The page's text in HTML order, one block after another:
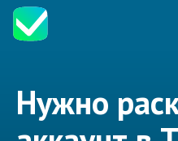
Нужно